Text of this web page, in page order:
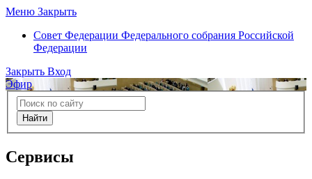
Меню Закрыть
Совет Федерации Федерального собрания Российской
Федерации
Закрыть Вход
Эфир
Найти
Сервисы